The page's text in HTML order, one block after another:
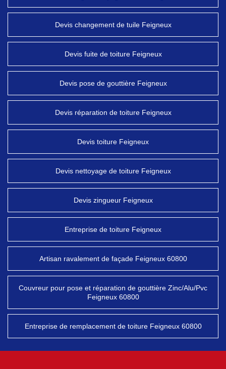
Devis changement de tuile Feigneux
Devis fuite de toiture Feigneux
Devis pose de gouttière Feigneux
Devis réparation de toiture Feigneux
Devis toiture Feigneux
Devis nettoyage de toiture Feigneux
Devis zingueur Feigneux
Entreprise de toiture Feigneux
Artisan ravalement de façade Feigneux 60800
Couvreur pour pose et réparation de gouttière Zinc/Alu/Pvc
Feigneux 60800
Entreprise de remplacement de toiture Feigneux 60800